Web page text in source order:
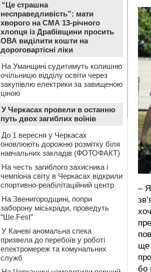
–
ще
бо
“Це страшна
несправедливість”: мати
хворого на СМА 13-річного
хлопця із Драбівщини просить
ОВА виділити кошти на
дороговартісні ліки
На Уманщині судитимуть колишню
очільницю відділу освіти через
закупівлю електрики за завищеною
ціною
У Черкасах провели в останню
путь двох загиблих воїнів
До 1 вересня у Черкасах
оновлюють дорожню розмітку біля
навчальних закладів (ФОТОФАКТ)
На честь загиблого захисника і
чемпіона світу в Черкасах відкрили
спортивно-реабілітаційний центр
На Звенигородщині, попри
заборону міськради, проведуть
“Ше.Fest”
У Каневі аномальна спека
призвела до перебоїв у роботі
електромереж та комунальних
служб